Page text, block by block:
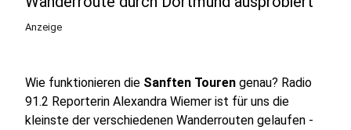
Anzeige
Wie funktionieren die Sanften Touren genau? Radio
91.2 Reporterin Alexandra Wiemer ist für uns die
kleinste der verschiedenen Wanderrouten gelaufen -